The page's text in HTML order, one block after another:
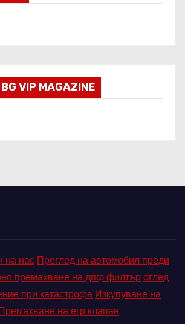
VIP MAGAZINE
на нас Преглед на автомобил преди
премахване на дпф филтъроглед
при катастрофа Изкупуване на
на егр клапан